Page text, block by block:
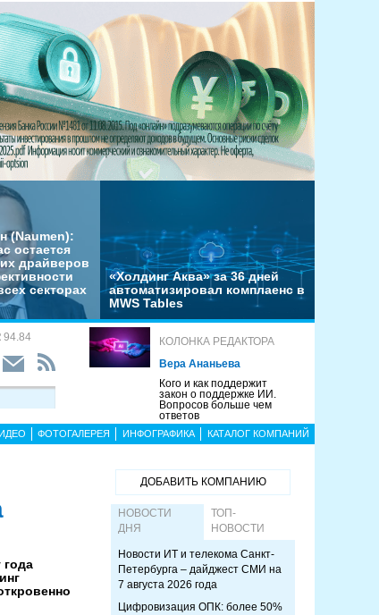
(Naumen):
остается
драйверов
секторах
«Холдинг Аква» за 36 дней
автоматизировал комплаенс в
MWS Tables
94.84
КОЛОНКА РЕДАКТОРА
Вера Ананьева
Кого и как поддержит
закон о поддержке ИИ.
Вопросов больше чем
ответов
ФОТОГАЛЕРЕЯ ИНФОГРАФИКА КАТАЛОГ КОМПАНИЙ
года
ДОБАВИТЬ КОМПАНИЮ
НОВОСТИ
ДНЯ
ТОП-
НОВОСТИ
Новости ИТ и телекома Санкт-
Петербурга – дайджест СМИ на
7 августа 2026 года
Цифровизация ОПК: более 50%